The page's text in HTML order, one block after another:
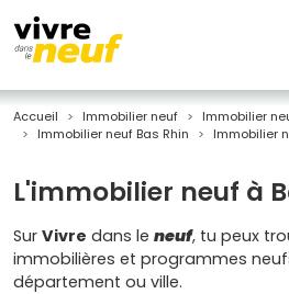
Accueil Immobilier neuf
Immobilier
Immobilier neuf Bas Rhin
Immobilier
L'immobilier neuf à
Sur Vivre dans le neuf, tu peux
immobilières et programmes
département ou ville.